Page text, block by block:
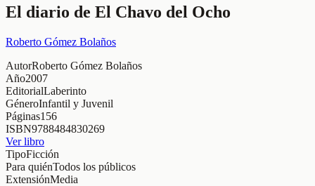
El diario de El Chavo del Ocho
Roberto Gómez Bolaños
AutorRoberto Gómez Bolaños
Año2007
EditorialLaberinto
GéneroInfantil y Juvenil
Páginas156
ISBN9788484830269
Ver libro
TipoFicción
Para quiénTodos los públicos
ExtensiónMedia